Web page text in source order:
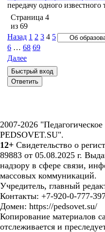
передачу одного известного
Страница 4
из 69
Назад 1 2 3 4 5
6 … 68 69
Далее
2007-2026
PEDSOVET.SU".
12+ Свидетельство о
89883 от 05.08.2025 г.
надзору в сфере связи,
массовых коммуникаций.
Учредитель, главный
Контакты: +7-920-0-777-
Домен: https://pedsovet.su/
Копирование материалов
отслеживается и